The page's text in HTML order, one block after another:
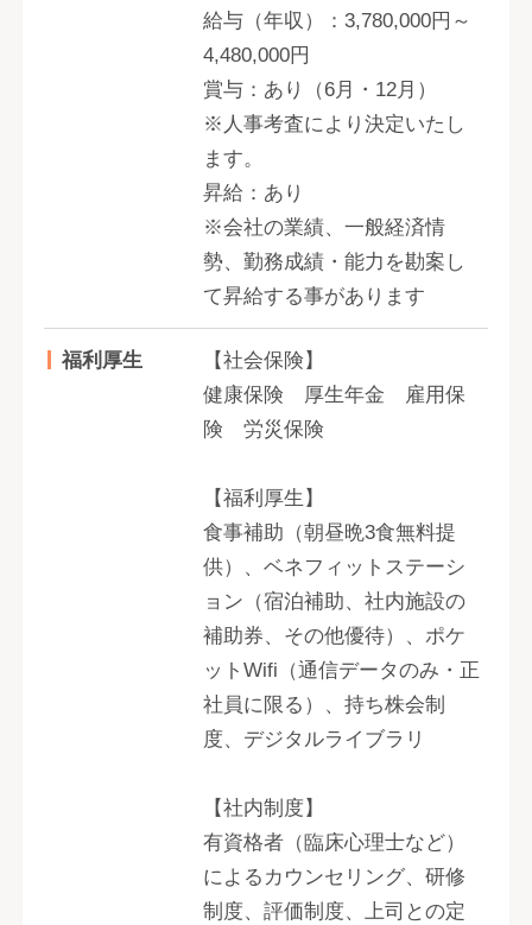
給与（年収）：3,780,000円～
4,480,000円
賞与：あり（6月・12月）
※人事考査により決定いたし
ます。
昇給：あり
※会社の業績、一般経済情
勢、勤務成績・能力を勘案し
て昇給する事があります
福利厚生
【社会保険】
健康保険 厚生年金 雇用保
険 労災保険
【福利厚生】
食事補助（朝昼晩3食無料提
供）、ベネフィットステーシ
ョン（宿泊補助、社内施設の
補助券、その他優待）、ポケ
ットWifi（通信データのみ・正
社員に限る）、持ち株会制
度、デジタルライブラリ
【社内制度】
有資格者（臨床心理士など）
によるカウンセリング、研修
制度、評価制度、上司との定